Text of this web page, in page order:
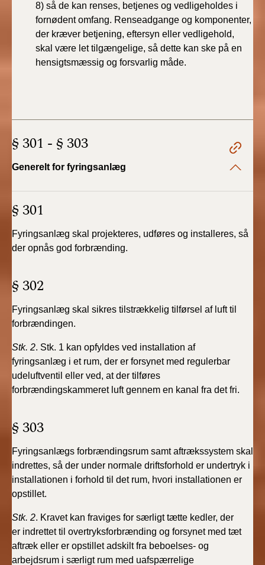
8) så de kan renses, betjenes og vedligeholdes i
fornødentomfang. Renseadgange og komponenter,
der kræver betjening, eftersyn eller vedligehold,
skal være let tilgængelige, så dette kan ske på en
hensigtsmæssig og forsvarlig måde.
§ 301 - § 303
Generelt for fyringsanlæg
§ 301
Fyringsanlæg skal projekteres, udføres og installeres, så
der opnås god forbrænding.
§ 302
Fyringsanlæg skal sikres tilstrækkelig tilførsel af luft til
forbrændingen.
Stk. 2. Stk. 1 kan opfyldes ved installation af
fyringsanlæg i et rum, der er forsynet med regulerbar
udeluftventil eller ved, at der tilføres
forbrændingskammeret luft gennem en kanal fra det fri.
§ 303
Fyringsanlægs forbrændingsrum samt aftrækssystem skal
indrettes, så der under normale driftsforhold er undertryk i
installationen i forhold til det rum, hvori installationen er
opstillet.
Stk. 2. Kravet kan fraviges for særligt tætte kedler, der
er indrettet til overtryksforbrænding og forsynet med tæt
aftræk eller er opstillet adskilt fra beboelses- og
arbejdsrum i særligt rum med uafspærrelige